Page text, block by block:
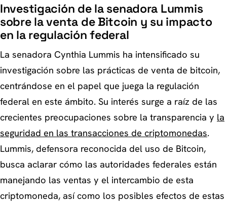
Investigación de la senadora Lummis
sobre la venta de Bitcoin y su impacto
en la regulación federal
La senadora Cynthia Lummis ha intensificado su
investigación sobre las prácticas de venta de bitcoin,
centrándose en el papel que juega la regulación
federal en este ámbito. Su interés surge a raíz de las
crecientes preocupaciones sobre la transparencia y la
seguridad en las transacciones de criptomonedas.
Lummis, defensora reconocida del uso de Bitcoin,
busca aclarar cómo las autoridades federales están
manejando las ventas y el intercambio de esta
criptomoneda, así como los posibles efectos de estas